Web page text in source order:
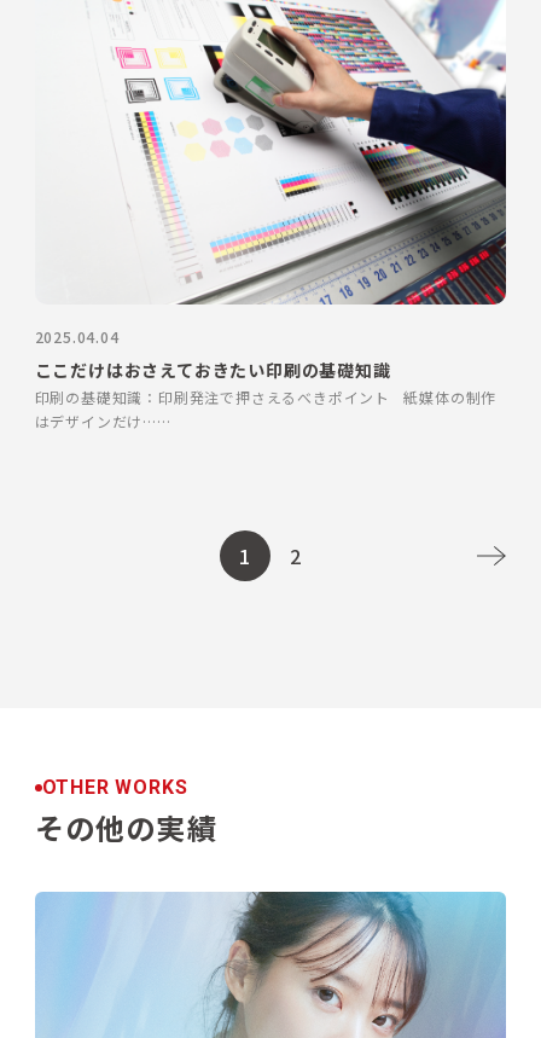
2025.04.04
ここだけはおさえておきたい印刷の基礎知識
印刷の基礎知識：印刷発注で押さえるべきポイント 紙媒体の制作
はデザインだけ……
1 2
OTHER WORKS
その他の実績